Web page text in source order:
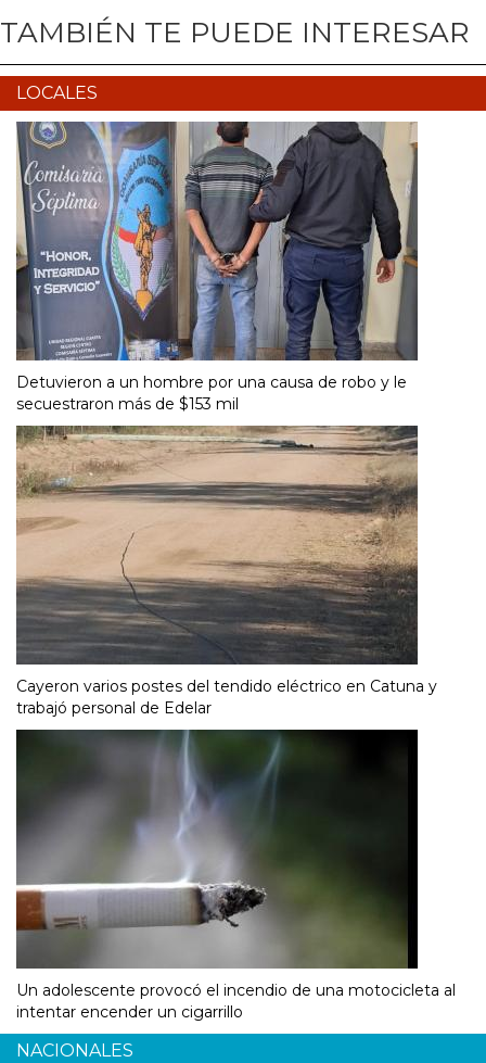
TAMBIÉN TE PUEDE INTERESAR
LOCALES
Detuvieron a un hombre por una causa de robo y le
secuestraron más de $153 mil
Cayeron varios postes del tendido eléctrico en Catuna y
trabajó personal de Edelar
Un adolescente provocó el incendio de una motocicleta al
intentar encender un cigarrillo
NACIONALES